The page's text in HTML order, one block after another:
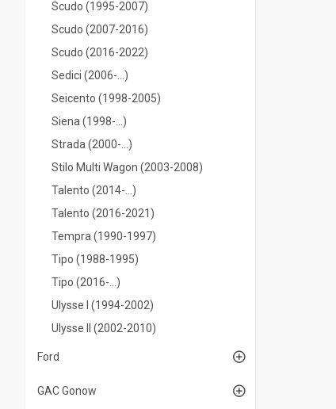
Scudo (1995-2007)
Scudo (2007-2016)
Scudo (2016-2022)
Sedici (2006-...)
Seicento (1998-2005)
Siena (1998-...)
Strada (2000-...)
Stilo Multi Wagon (2003-2008)
Talento (2014-...)
Talento (2016-2021)
Tempra (1990-1997)
Tipo (1988-1995)
Tipo (2016-...)
Ulysse I (1994-2002)
Ulysse II (2002-2010)
Ford
GAC Gonow